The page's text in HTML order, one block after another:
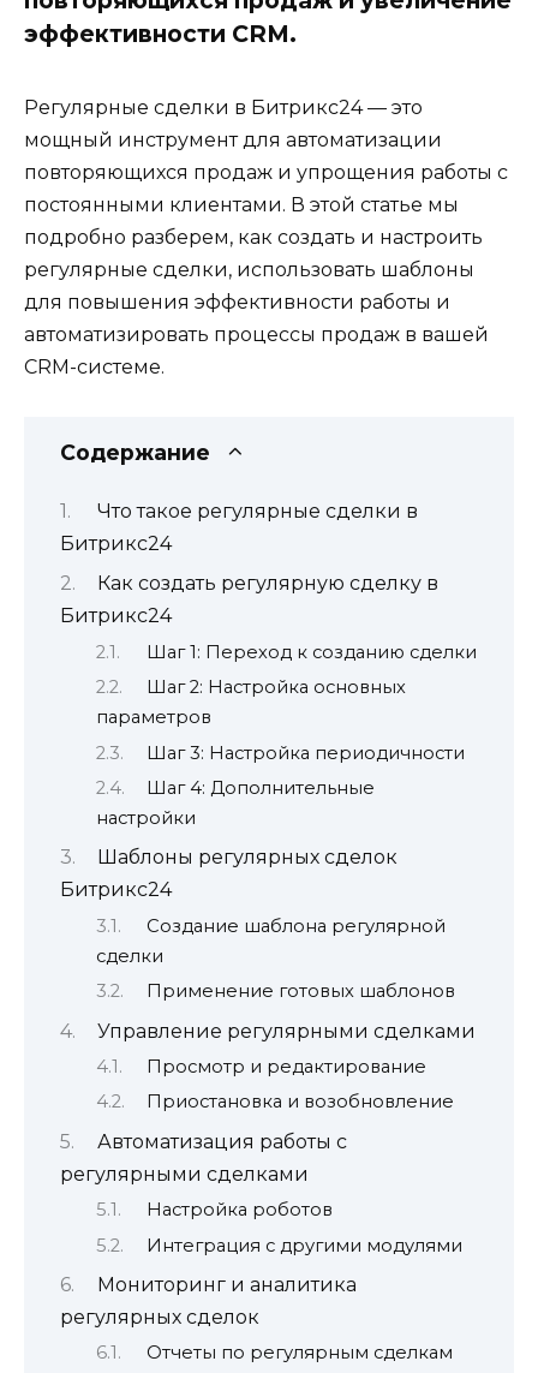
эффективности CRM.
Регулярные сделки в Битрикс24 — это
мощный инструмент для автоматизации
повторяющихся продаж и упрощения работы с
постоянными клиентами. В этой статье мы
подробно разберем, как создать и настроить
регулярные сделки, использовать шаблоны
для повышения эффективности работы и
автоматизировать процессы продаж в вашей
CRM-системе.
Содержание
Что такое регулярные сделки в
Битрикс24
Как создать регулярную сделку в
Битрикс24
Шаг 1: Переход к созданию сделки
Шаг 2: Настройка основных
параметров
Шаг 3: Настройка периодичности
Шаг 4: Дополнительные
настройки
Шаблоны регулярных сделок
Битрикс24
Создание шаблона регулярной
сделки
Применение готовых шаблонов
Управление регулярными сделками
Просмотр и редактирование
Приостановка и возобновление
Автоматизация работы с
регулярными сделками
Настройка роботов
Интеграция с другими модулями
Мониторинг и аналитика
регулярных сделок
Отчеты по регулярным сделкам